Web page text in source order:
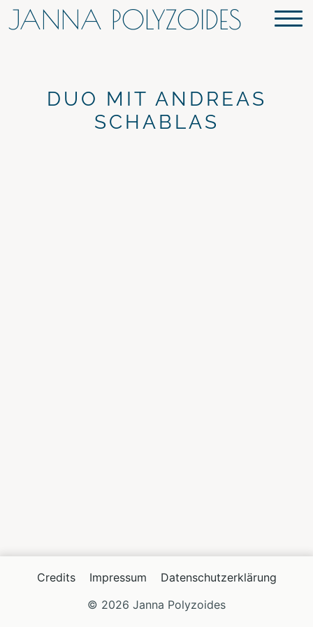
JANNA POLYZOIDES
DUO MIT ANDREAS
SCHABLAS
Credits Impressum
Datenschutzerklärung
© 2026 Janna Polyzoides